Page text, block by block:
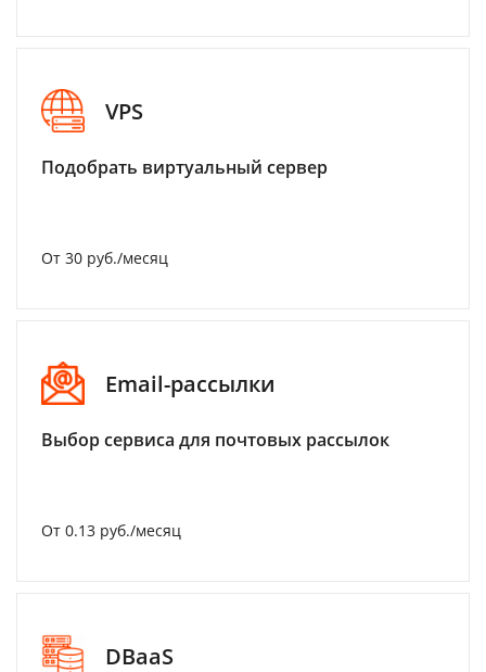
VPS
Подобрать виртуальный сервер
От 30 руб./месяц
Email-рассылки
Выбор сервиса для почтовых рассылок
От 0.13 руб./месяц
DBaaS